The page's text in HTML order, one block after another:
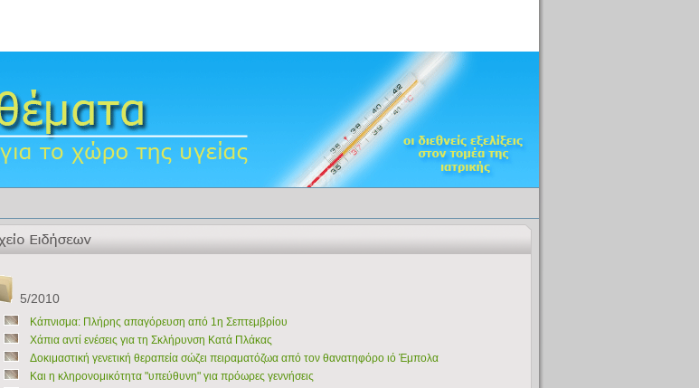
5/2010
Κάπνισμα: Πλήρης απαγόρευση από 1η Σεπτεμβρίου
Χάπια αντί ενέσεις για τη Σκλήρυνση Κατά Πλάκας
Δοκιμαστική γενετική θεραπεία σώζει πειραματόζωα από τον θανατηφόρο ιό Έμπολα
Και η κληρονομικότητα "υπεύθυνη" για πρόωρες γεννήσεις